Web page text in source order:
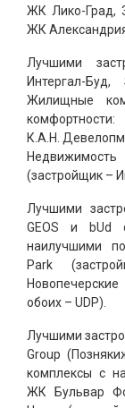
ЖК Лико-Град,
ЖК
Лучшими
Интергал-
Жилищные
К.А.Н.
(застройщик –
Лучшими
GEOS и bUd
наилучшими
Park
обоих – UDP).
Лучшими
Group
комплексы с
ЖК Бульвар